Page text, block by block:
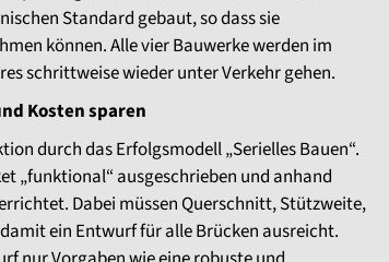
Standard gebaut, so dass sie
können. Alle vier Bauwerke werden im
schrittweise wieder unter Verkehr gehen.
Kosten sparen
durch das Erfolgsmodell „Serielles Bauen“.
„funktional“ ausgeschrieben und anhand
Dabei müssen Querschnitt, Stützweite,
ein Entwurf für alle Brücken ausreicht.